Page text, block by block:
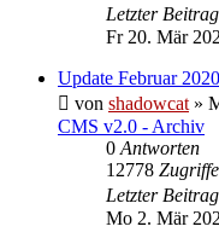
Letzter Beitrag
Fr 20. Mär
Update Februar 2020
von shadowcat »
CMS v2.0 - Archiv
0 Antworten
12778 Zugriffe
Letzter Beitrag
Mo 2. Mär